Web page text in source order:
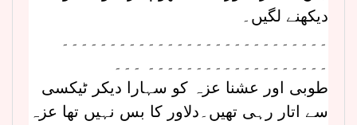
دیکھنے لگیں۔
۔۔۔۔۔۔۔۔۔۔۔۔۔۔۔۔۔۔۔۔۔۔۔۔۔۔۔۔
۔۔۔۔۔۔۔۔۔۔۔۔۔۔۔۔۔۔۔ ۔۔۔
طوبی اور عشنا عزہ کو سہارا دیکر ٹیکسی
سے اتار رہی تھیں۔دلاور کا بس نہیں تھا عزہ